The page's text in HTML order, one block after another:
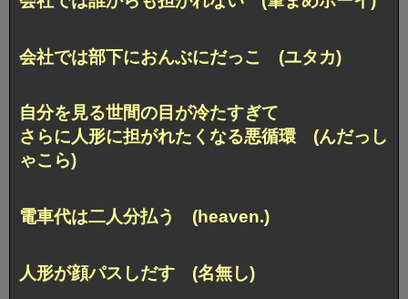
会社では部下におんぶにだっこ (ユタカ)
自分を見る世間の目が冷たすぎて
さらに人形に担がれたくなる悪循環 (んだっし
ゃこら)
電車代は二人分払う (heaven.)
人形が顔パスしだす (名無し)